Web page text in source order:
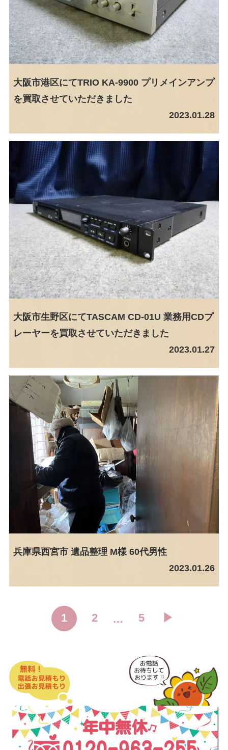
大阪市港区にてTRIO KA-9900 プリメインアンプ
を買取させていただきました
2023.01.28
大阪市生野区にてTASCAM CD-01U 業務用CDプ
レーヤーを買取させていただきました
2023.01.27
兵庫県西宮市 遺品整理 M様 60代男性
2023.01.26
1 2 … 5 ▶︎